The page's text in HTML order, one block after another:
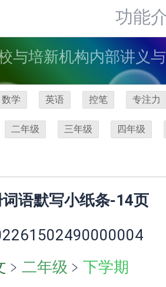
功能
与培新机构内部讲义
数学 英语 控笔 专注力
二年级 三年级 四年级
语默写小纸条-14页
﹥ 二年级 ﹥ 下学期